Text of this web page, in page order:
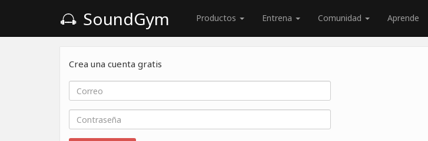
SoundGym Productos Entrena Comunidad Aprende
Crea una cuenta gratis